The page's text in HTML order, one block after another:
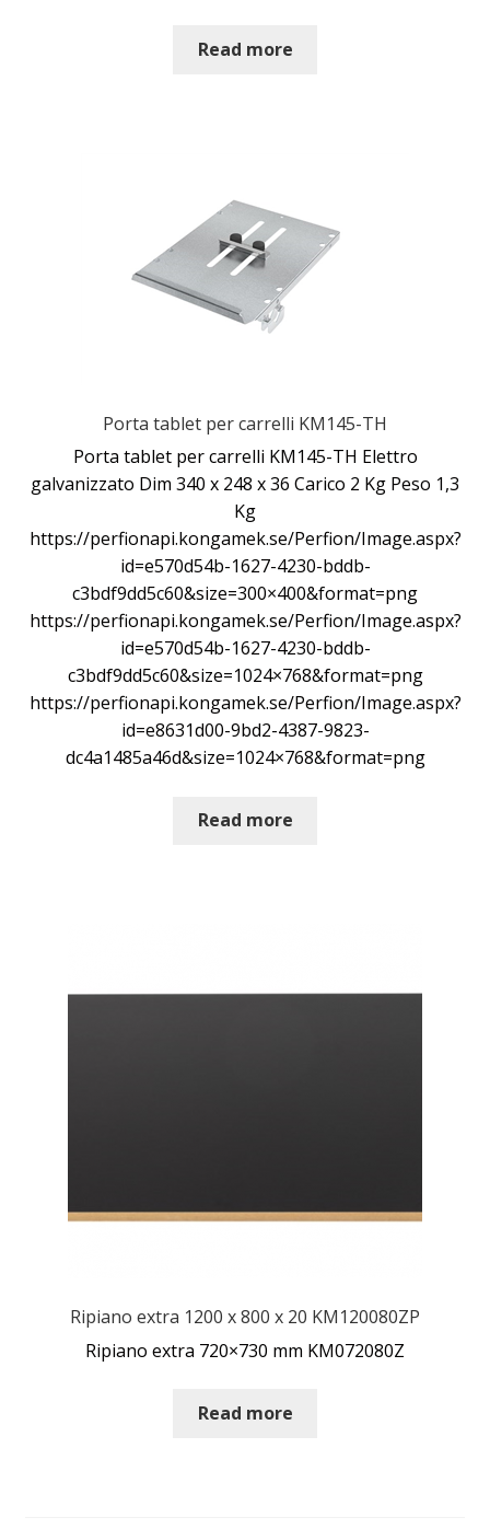
Read more
Porta tablet per carrelli KM145-TH
Porta tablet per carrelli KM145-TH Elettro
galvanizzato Dim 340 x 248 x 36 Carico 2 Kg Peso 1,3
Kg
https://perfionapi.kongamek.se/Perfion/Image.aspx?
id=e570d54b-1627-4230-bddb-
c3bdf9dd5c60&size=300×400&format=png
https://perfionapi.kongamek.se/Perfion/Image.aspx?
id=e570d54b-1627-4230-bddb-
c3bdf9dd5c60&size=1024×768&format=png
https://perfionapi.kongamek.se/Perfion/Image.aspx?
id=e8631d00-9bd2-4387-9823-
dc4a1485a46d&size=1024×768&format=png
Read more
Ripiano extra 1200 x 800 x 20 KM120080ZP
Ripiano extra 720×730 mm KM072080Z
Read more